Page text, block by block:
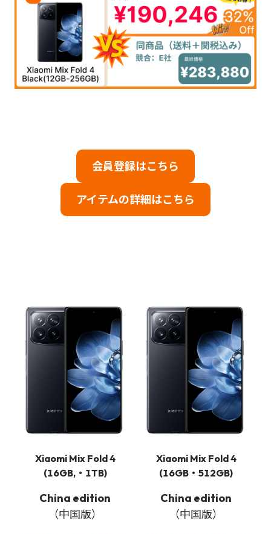
会員登録はこちら
アイテムの詳細はこちら
Xiaomi Mix Fold 4
(16GB,・1TB)
China edition
（中国版）
Xiaomi Mix Fold 4
(16GB・512GB)
China edition
（中国版）